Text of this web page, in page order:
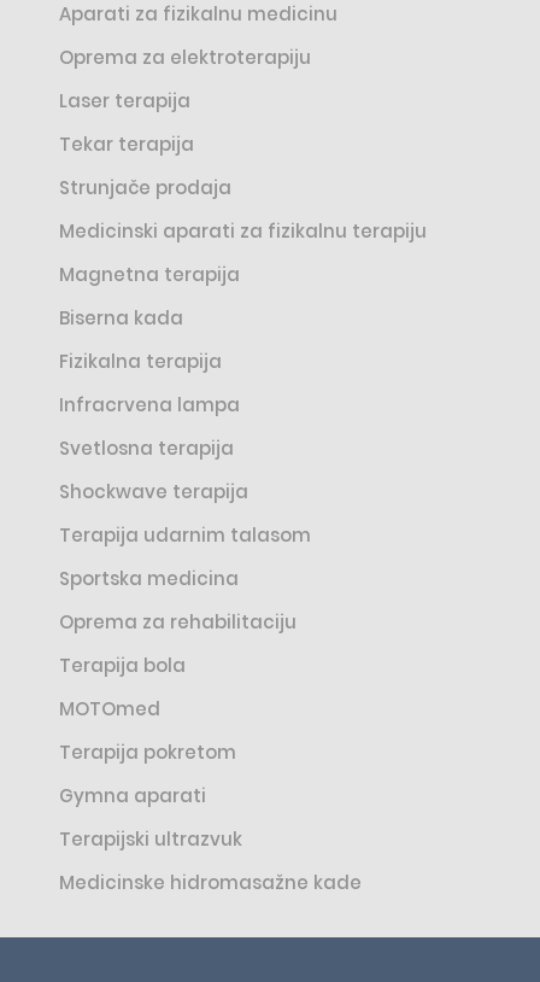
Aparati za fizikalnu medicinu
Oprema za elektroterapiju
Laser terapija
Tekar terapija
Strunjače prodaja
Medicinski aparati za fizikalnu terapiju
Magnetna terapija
Biserna kada
Fizikalna terapija
Infracrvena lampa
Svetlosna terapija
Shockwave terapija
Terapija udarnim talasom
Sportska medicina
Oprema za rehabilitaciju
Terapija bola
MOTOmed
Terapija pokretom
Gymna aparati
Terapijski ultrazvuk
Medicinske hidromasažne kade